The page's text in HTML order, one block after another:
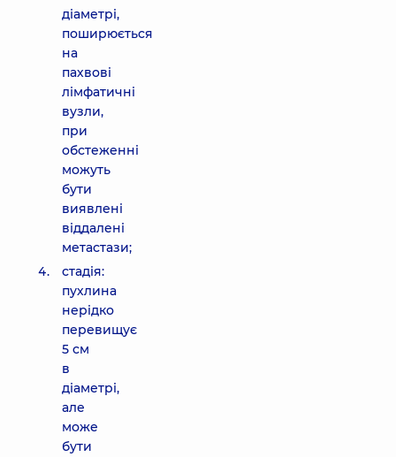
діаметрі,
поширюється
на
пахвові
лімфатичні
вузли,
при
обстеженні
можуть
бути
виявлені
віддалені
метастази;
стадія:
пухлина
нерідко
перевищує
5 см
в
діаметрі,
але
може
бути